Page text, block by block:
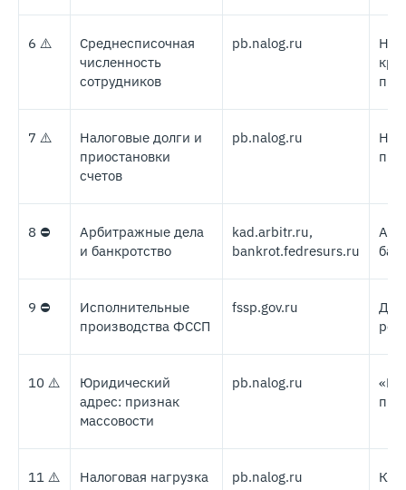
6 ⚠️
Среднесписочная
численность
сотрудников
pb.nalog.ru
7 ⚠️
Налоговые долги и
приостановки
счетов
pb.nalog.ru
8 ⛔
Арбитражные дела
и банкротство
kad.arbitr.ru,
bankrot.fedresurs.ru
9 ⛔
Исполнительные
производства ФССП
fssp.gov.ru
10 ⚠️
Юридический
адрес: признак
массовости
pb.nalog.ru
11 ⚠️ Налоговая нагрузка pb.nalog.ru